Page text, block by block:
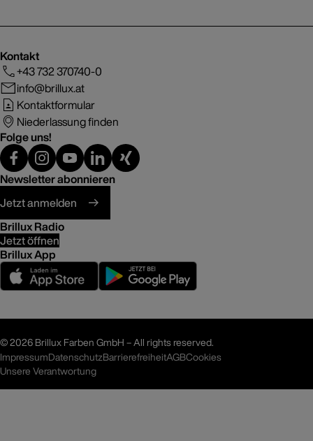
Kontakt
+43 732 370740-0
info@brillux.at
Kontaktformular
Niederlassung finden
Folge uns!
Newsletter abonnieren
Jetzt anmelden
Brillux Radio
Jetzt öffnen
Brillux App
©2026 Brillux Farben GmbH – All rights reserved.
ImpressumDatenschutzBarrierefreiheitAGBCookies
Unsere Verantwortung